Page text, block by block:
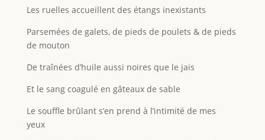
Les ruelles accueillent des étangs inexistants
Parsemées de galets, de pieds de poulets & de pieds
de mouton
De traînées d’huile aussi noires que le jais
Et le sang coagulé en gâteaux de sable
Le souffle brûlant s’en prend à l’intimité de mes
yeux